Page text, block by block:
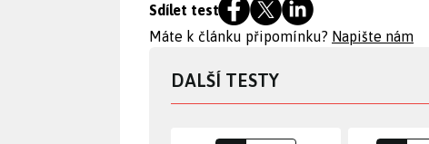
Sdílet test
Máte k článku připomínku? Napište nám
DALŠÍ TESTY